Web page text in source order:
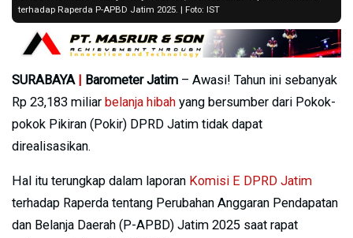
terhadap Raperda P-APBD Jatim 2025. | Foto: IST
SURABAYA | Barometer Jatim – Awasi! Tahun ini sebanyak
Rp 23,183 miliar belanja hibah yang bersumber dari Pokok-
pokok Pikiran (Pokir) DPRD Jatim tidak dapat
direalisasikan.
Hal itu terungkap dalam laporan Komisi E DPRD Jatim
terhadap Raperda tentang Perubahan Anggaran Pendapatan
dan Belanja Daerah (P-APBD) Jatim 2025 saat rapat